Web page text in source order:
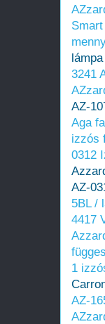
3241
AZ-
Aga
izzós
0312
AZ-
5BL /
4417
1
AZ-